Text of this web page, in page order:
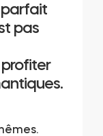
parfait
pas